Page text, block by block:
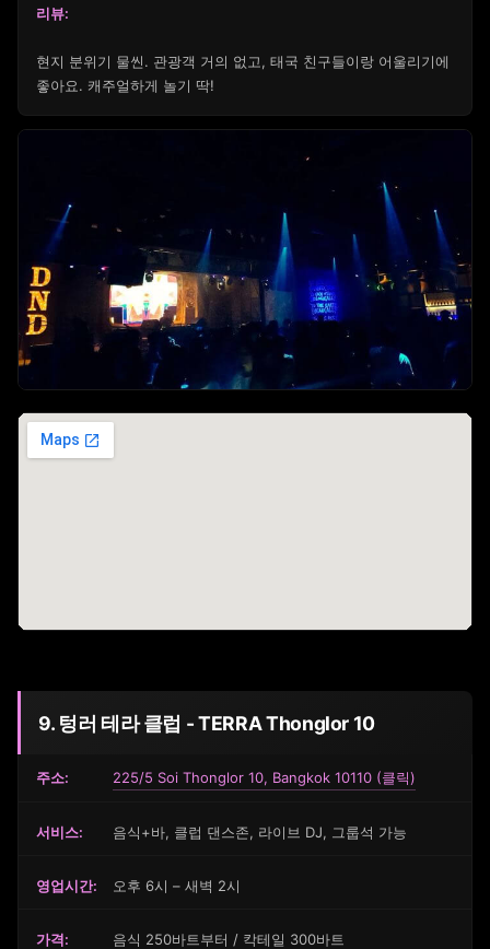
리뷰:
현지 분위기 물씬. 관광객 거의 없고, 태국 친구들이랑 어울리기에
좋아요. 캐주얼하게 놀기 딱!
9. 텅러 테라 클럽 - TERRA Thonglor 10
주소: 225/5 Soi Thonglor 10, Bangkok 10110 (클릭)
서비스: 음식+바, 클럽 댄스존, 라이브 DJ, 그룹석 가능
영업시간: 오후 6시 – 새벽 2시
가격: 음식 250바트부터 / 칵테일 300바트